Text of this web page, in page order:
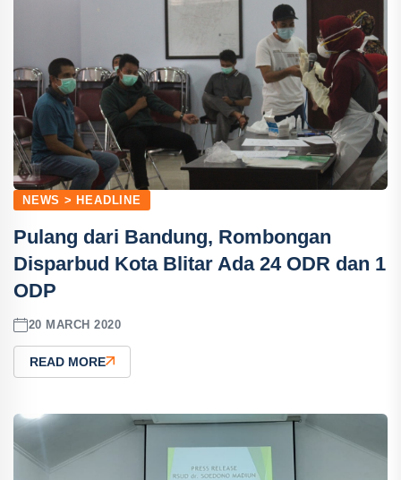
NEWS > HEADLINE
Pulang dari Bandung, Rombongan
Disparbud Kota Blitar Ada 24 ODR dan 1
ODP
20 MARCH 2020
READ MORE